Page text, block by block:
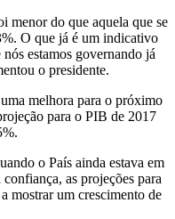
menor do que aquela que se
O que já é um indicativo
estamos governando já
o presidente.
melhora para o próximo
para o PIB de 2017
o País ainda estava em
as projeções para
mostrar um crescimento de